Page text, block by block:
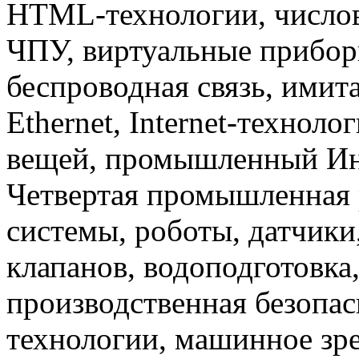
HTML-технологии,
ЧПУ, виртуальные
беспроводная связь,
Ethernet, Internet-
вещей, промышленный
Четвертая
системы, роботы,
клапанов,
производственная
технологии, машинное